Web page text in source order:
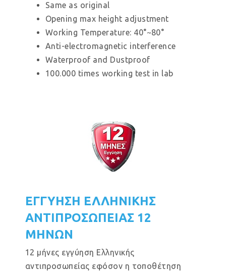
Same as original
Opening max height adjustment
Working Temperature: 40°~80°
Anti-electromagnetic interference
Waterproof and Dustproof
100.000 times working test in lab
ΕΓΓΥΗΣΗ ΕΛΛΗΝΙΚΗΣ
ΑΝΤΙΠΡΟΣΩΠΕΙΑΣ 12
ΜΗΝΩΝ
12 μήνες εγγύηση Ελληνικής
αντιπροσωπείας εφόσον η τοποθέτηση